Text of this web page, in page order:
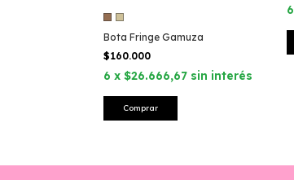
Bota Fringe Gamuza
$160.000
6 x $26.666,67 sin interés
Comprar
6